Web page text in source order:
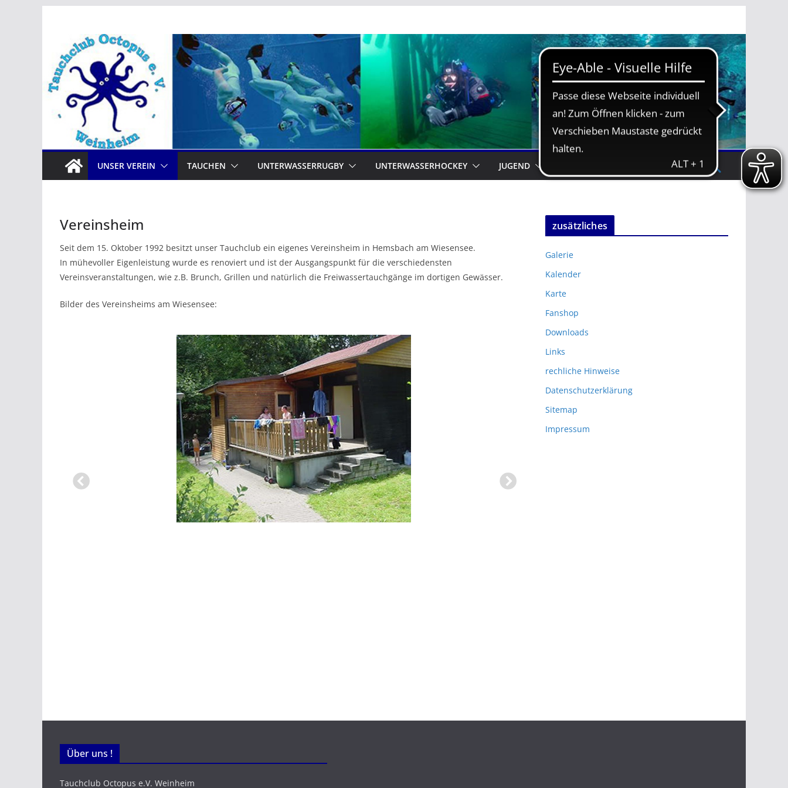
springen
UNSER VEREIN TAUCHEN UNTERWASSERRUGBY UNTERWASSERHOCKEY JUGEND
Vereinsheim
Seit dem 15. Oktober 1992 besitzt unser Tauchclub ein eigenes Vereinsheim in Hemsbach am Wiesensee.
In mühevoller Eigenleistung wurde es renoviert und ist der Ausgangspunkt für die verschiedensten
Vereinsveranstaltungen, wie z.B. Brunch, Grillen und natürlich die Freiwassertauchgänge im dortigen Gewässer.
Bilder des Vereinsheims am Wiesensee:
zusätzliches
Galerie
Kalender
Karte
Fanshop
Downloads
Links
rechliche Hinweise
Datenschutzerklärung
Sitemap
Impressum
Über uns !
Tauchclub Octopus e.V. Weinheim